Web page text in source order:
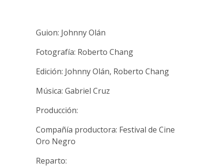
Guion: Johnny Olán
Fotografía: Roberto Chang
Edición: Johnny Olán, Roberto Chang
Música: Gabriel Cruz
Producción:
Compañía productora: Festival de Cine
Oro Negro
Reparto: